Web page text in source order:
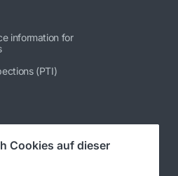
information for
(PTI)
Cookies auf dieser